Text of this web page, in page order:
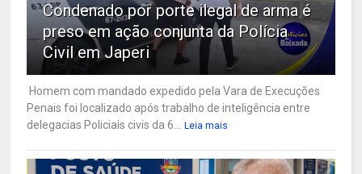
Condenado por porte ilegal de arma é
preso em ação conjunta da Polícia
Civil em Japeri
Homem com mandado expedido pela Vara de Execuções
Penais foi localizado após trabalho de inteligência entre
delegacias Policiais civis da 6... Leia mais